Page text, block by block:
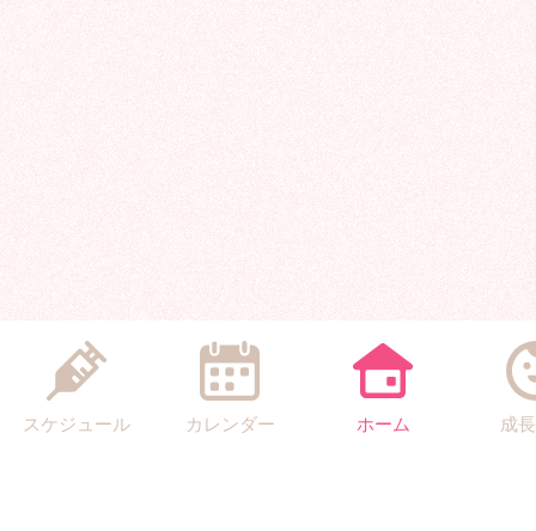
スケジュール カレンダー ホーム 成